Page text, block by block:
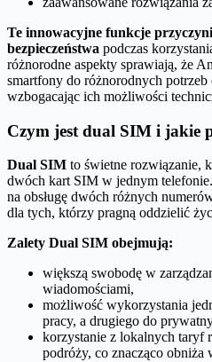
Te innowacyjne funkcje
bezpieczeństwa podczas
różnorodne aspekty sprawiają, że
smartfony do różnorodnych
wzbogacając ich możliwości
Czym jest dual SIM i jakie
Dual SIM to świetne rozwiązanie,
dwóch kart SIM w jednym
na obsługę dwóch różnych
dla tych, którzy pragną oddzielić
Zalety Dual SIM obejmują:
większą swobodę w
wiadomościami,
możliwość wykorzystania
pracy, a drugiego do
korzystanie z lokalnych taryf
podróży, co znacząco obniża